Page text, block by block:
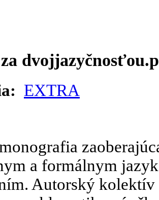
za
EXTRA
a formálnym
Autorský kolektív